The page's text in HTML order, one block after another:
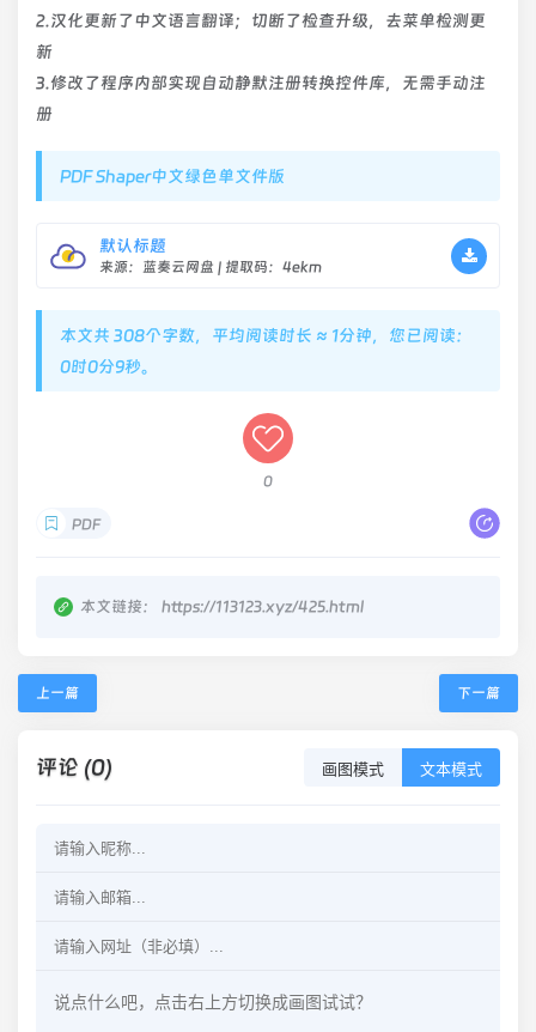
2.汉化更新了中文语言翻译；切断了检查升级，去菜单检测更
新
3.修改了程序内部实现自动静默注册转换控件库，无需手动注
册
PDF Shaper中文绿色单文件版
默认标题
来源：蓝奏云网盘 | 提取码：4ekm
本文共 308个字数，平均阅读时长 ≈ 1分钟，您已阅读：
0时0分9秒。
0
PDF
本文链接： https://113123.xyz/425.html
上一篇 下一篇
评论 (0) 画图模式 文本模式